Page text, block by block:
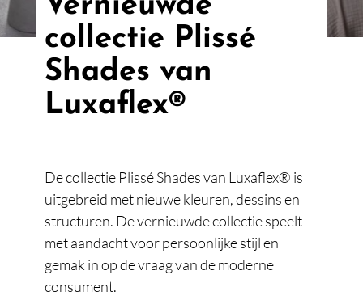
collectie Plissé
Shades van
Luxaflex®
De collectie Plissé Shades van Luxaflex® is
uitgebreid met nieuwe kleuren, dessins en
structuren. De vernieuwde collectie speelt
met aandacht voor persoonlijke stijl en
gemak in op de vraag van de moderne
consument.